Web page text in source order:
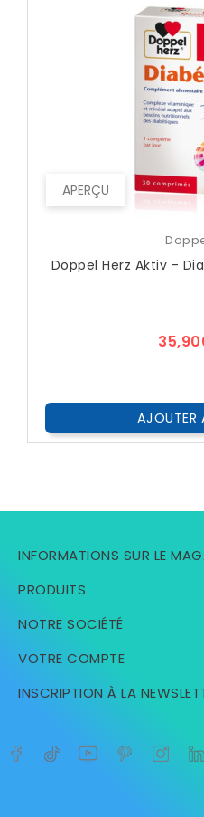
APERÇU
Doppel Herz Aktiv -
AJOUTER
INFORMATIONS SUR LE
PRODUITS
NOTRE SOCIÉTÉ
VOTRE COMPTE
INSCRIPTION À LA